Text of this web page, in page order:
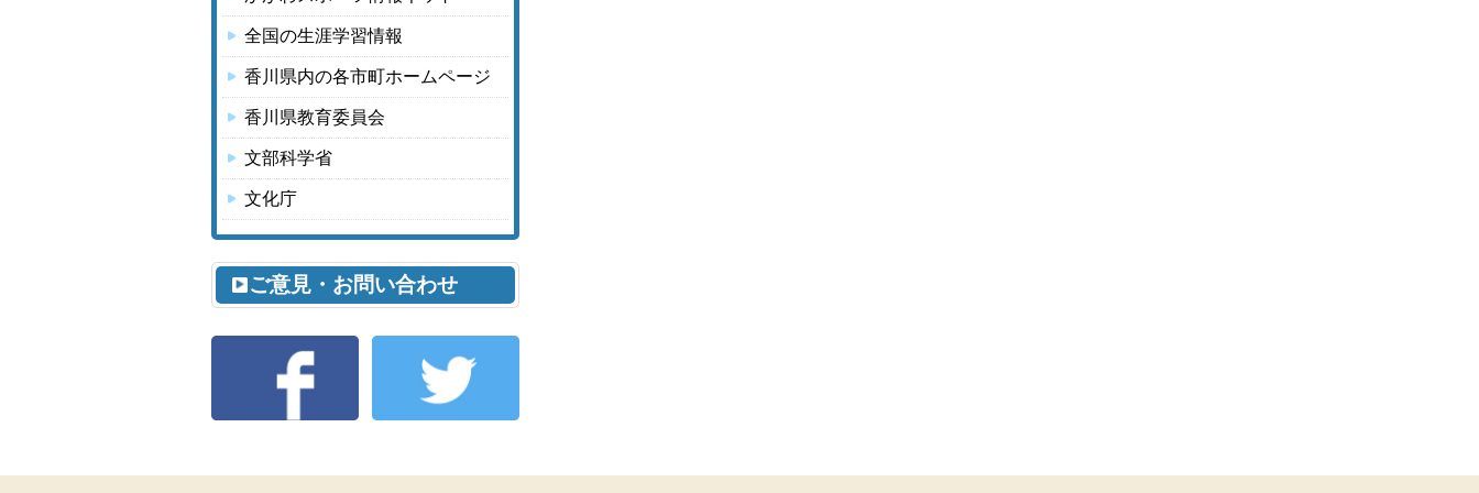
全国の生涯学習情報
香川県内の各市町ホームページ
香川県教育委員会
文部科学省
文化庁
ご意見・お問い合わせ